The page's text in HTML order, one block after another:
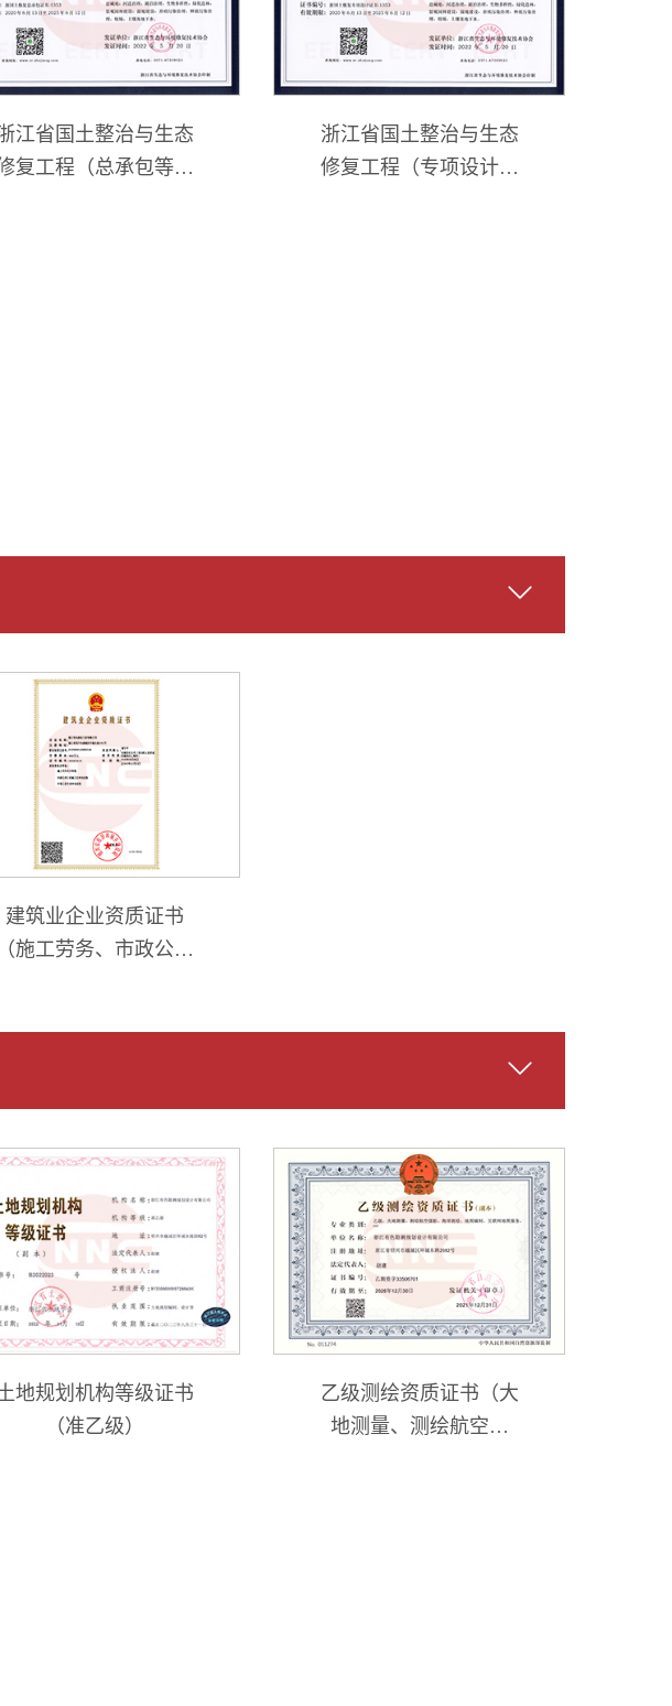
江省国土整治与生态
复工程（总承包等级
浙江省国土整治与生态
修复工程（专项设计证
建筑业企业资质证书
（施工劳务、市政公用
地规划机构等级证书
（准乙级）
乙级测绘资质证书（大
地测量、测绘航空摄